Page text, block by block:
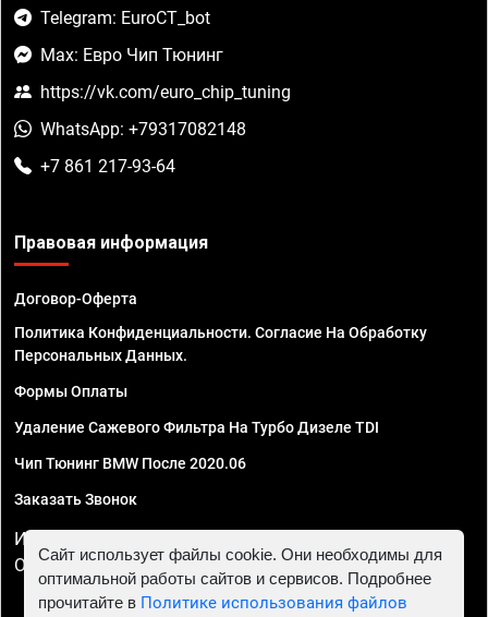
Telegram: EuroCT_bot
Max: Евро Чип Тюнинг
https://vk.com/euro_chip_tuning
WhatsApp: +79317082148
+7 861 217-93-64
Правовая информация
Договор-Оферта
Политика Конфиденциальности. Согласие На Обработку
Персональных Данных.
Формы Оплаты
Удаление Сажевого Фильтра На Турбо Дизеле TDI
Чип Тюнинг BMW После 2020.06
Заказать Звонок
ИП Смирнов Георгий Павлович. ИНН 781302555843,
ОГРНИП 324470400032610
Сайт использует файлы cookie. Они необходимы для
оптимальной работы сайтов и сервисов. Подробнее
прочитайте в Политике использования файлов